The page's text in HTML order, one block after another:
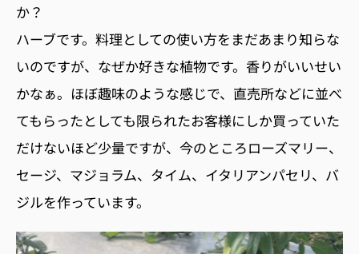
か？
ハーブです。料理としての使い方をまだあまり知らな
いのですが、なぜか好きな植物です。香りがいいせい
かなぁ。ほぼ趣味のような感じで、直売所などに並べ
てもらったとしても限られたお客様にしか買っていた
だけないほど少量ですが、今のところローズマリー、
セージ、マジョラム、タイム、イタリアンパセリ、バ
ジルを作っています。